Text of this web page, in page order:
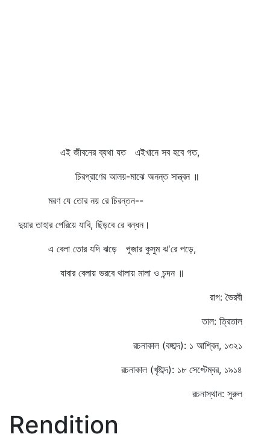
এই জীবনের ব্যথা যত এইখানে সব হবে গত,
চিরপ্রাণের আলয়-মাঝে অনন্ত সান্ত্বন ॥
মরণ যে তোর নয় রে চিরন্তন--
দুয়ার তাহার পেরিয়ে যাবি, ছিঁড়বে রে বন্ধন।
এ বেলা তোর যদি ঝড়ে পূজার কুসুম ঝ'রে পড়ে,
যাবার বেলায় ভরবে থালায় মালা ও চন্দন ॥
রাগ: ভৈরবী
তাল: ত্রিতাল
রচনাকাল (বঙ্গাব্দ): ১ আশ্বিন, ১৩২১
রচনাকাল (খৃষ্টাব্দ): ১৮ সেপ্টেম্বর, ১৯১৪
রচনাস্থান: সুরুল
Rendition